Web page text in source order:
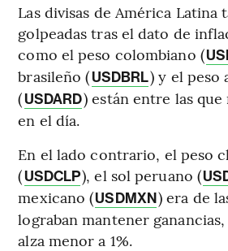
Las divisas de América Latina
golpeadas tras el dato de
como el peso colombiano (
brasileño (USDBRL) y el peso
(USDARD) están entre las
en el día.
En el lado contrario, el peso
(USDCLP), el sol peruano (
mexicano (USDMXN) era de
lograban mantener
alza menor a 1%.